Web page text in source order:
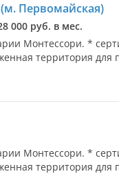
Первомайская)
000 руб. в мес.
Монтессори. *
территория для
Монтессори. *
территория для